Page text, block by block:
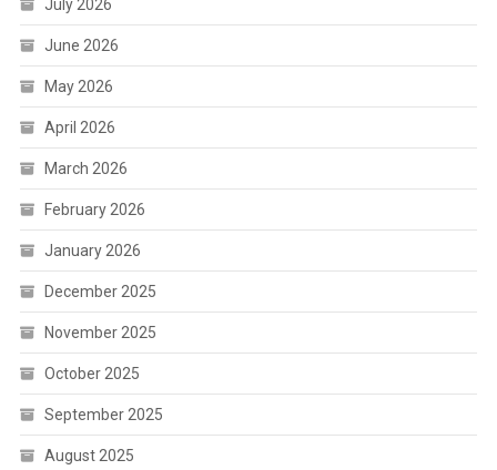
July 2026
June 2026
May 2026
April 2026
March 2026
February 2026
January 2026
December 2025
November 2025
October 2025
September 2025
August 2025